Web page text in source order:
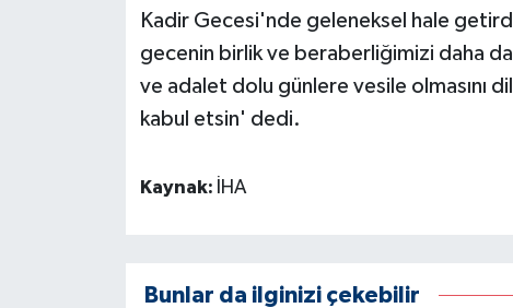
Kadir Gecesi'nde geleneksel hale
gecenin birlik ve beraberliğimizi daha
ve adalet dolu günlere vesile olmasını
kabul etsin' dedi.
Kaynak: İHA
Bunlar da ilginizi çekebilir